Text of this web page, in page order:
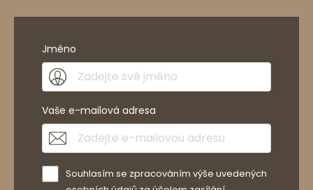
Jméno
Vaše e-mailová adresa
Souhlasím se zpracováním výše uvedených